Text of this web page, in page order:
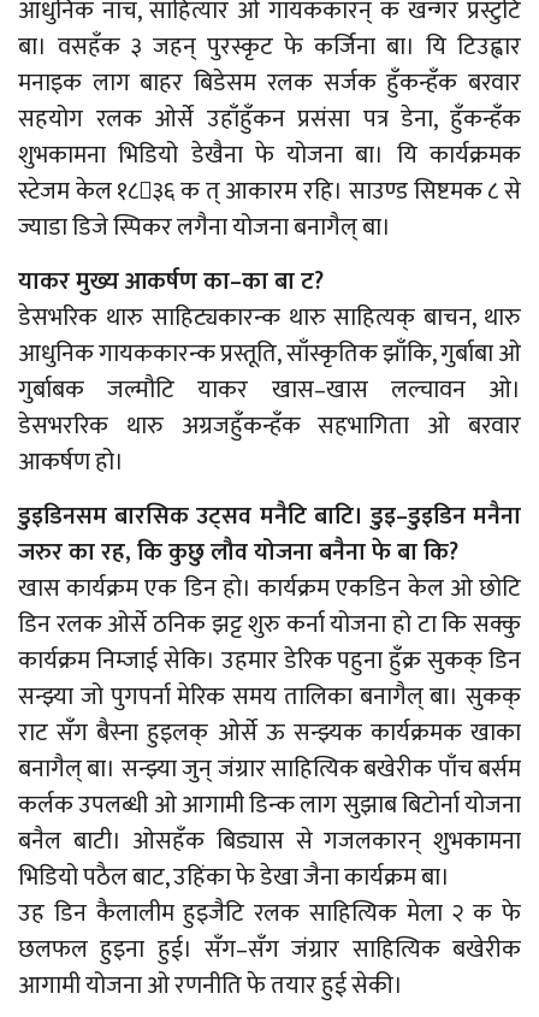
आधुनिक नाच, साहित्यार ओ गायककारन् क खन्गर प्रस्टुटि
बा। वसहँक ३ जहन् पुरस्कृट फे कर्जिना बा। यि टिउह्वार
मनाइक लाग बाहर बिडेसम रलक सर्जक हुँकन्हँक बरवार
सहयोग रलक ओर्से उहाँहुँकन प्रसंसा पत्र डेना, हुँकन्हँक
शुभकामना भिडियो डेखैना फे योजना बा। यि कार्यक्रमक
स्टेजम केल १८३६ क त् आकारम रहि। साउण्ड सिष्टमक ८ से
ज्याडा डिजे स्पिकर लगैना योजना बनागैल् बा।
याकर मुख्य आकर्षण का–का बा ट?
डेसभरिक थारु साहिट्यकारन्क थारु साहित्यक् बाचन, थारु
आधुनिक गायककारन्क प्रस्तूति, साँस्कृतिक झाँकि, गुर्बाबा ओ
गुर्बाबक जल्मौटि याकर खास–खास लल्चावन ओ।
डेसभररिक थारु अग्रजहुँकन्हँक सहभागिता ओ बरवार
आकर्षण हो।
डुइडिनसम बारसिक उट्सव मनैटि बाटि। डुइ–डुइडिन मनैना
जरुर का रह, कि कुछु लौव योजना बनैना फे बा कि?
खास कार्यक्रम एक डिन हो। कार्यक्रम एकडिन केल ओ छोटि
डिन रलक ओर्से ठनिक झट्ट शुरु कर्ना योजना हो टा कि सक्कु
कार्यक्रम निम्जाई सेकि। उहमार डेरिक पहुना हुँक्र सुकक् डिन
सन्झ्या जो पुगपर्ना मेरिक समय तालिका बनागैल् बा। सुकक्
राट सँग बैस्ना हुइलक् ओर्से ऊ सन्झ्यक कार्यक्रमक खाका
बनागैल् बा। सन्झ्या जुन् जंग्रार साहित्यिक बखेरीक पाँच बर्सम
कर्लक उपलब्धी ओ आगामी डिन्क लाग सुझाब बिटोर्ना योजना
बनैल बाटी। ओसहँक बिड्यास से गजलकारन् शुभकामना
भिडियो पठैल बाट, उहिंका फे डेखा जैना कार्यक्रम बा।
उह डिन कैलालीम हुइजैटि रलक साहित्यिक मेला २ क फे
छलफल हुइना हुई। सँग–सँग जंग्रार साहित्यिक बखेरीक
आगामी योजना ओ रणनीति फे तयार हुई सेकी।